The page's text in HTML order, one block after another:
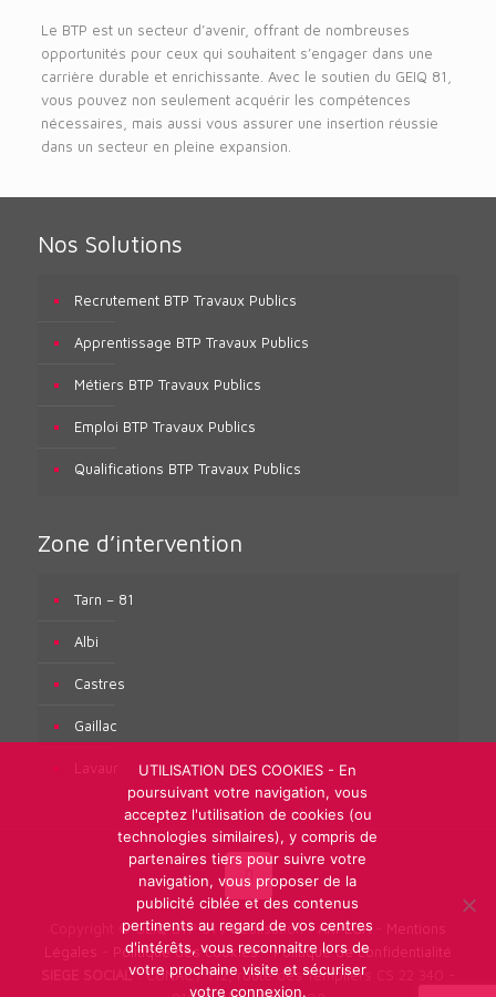
Le BTP est un secteur d’avenir, offrant de nombreuses
opportunités pour ceux qui souhaitent s’engager dans une
carrière durable et enrichissante. Avec le soutien du GEIQ 81,
vous pouvez non seulement acquérir les compétences
nécessaires, mais aussi vous assurer une insertion réussie
dans un secteur en pleine expansion.
Nos Solutions
Recrutement BTP Travaux Publics
Apprentissage BTP Travaux Publics
Métiers BTP Travaux Publics
Emploi BTP Travaux Publics
Qualifications BTP Travaux Publics
Zone d’intervention
Tarn – 81
Albi
Castres
Gaillac
Lavaur
Copyright © GEIQ BTP 81 / Réalisation : ARPEGA- Mentions
Légales
Politique des cookies-Politique de confidentialité
SIEGE SOCIAL: CUNAC / 112, route des Templiers CS 22 340 -
UTILISATION DES COOKIES - En
poursuivant votre navigation, vous
acceptez l'utilisation de cookies (ou
technologies similaires), y compris de
partenaires tiers pour suivre votre
navigation, vous proposer de la
publicité ciblée et des contenus
pertinents au regard de vos centres
d'intérêts, vous reconnaitre lors de
votre prochaine visite et sécuriser
votre connexion.